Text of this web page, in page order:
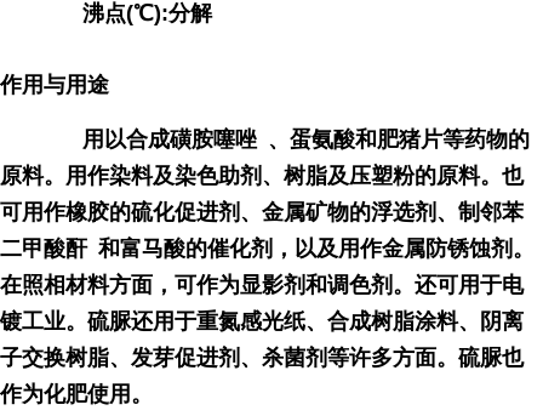
沸点(℃):分解
作用与用途
用以合成磺胺噻唑 、蛋氨酸和肥猪片等药物的
原料。用作染料及染色助剂、树脂及压塑粉的原料。也
可用作橡胶的硫化促进剂、金属矿物的浮选剂、制 邻苯
二甲酸酐 和富马酸的催化剂，以及用作金属防锈蚀剂。
在照相材料方面，可作为显影剂和调色剂。还可用于电
镀工业。硫脲还用于重氮感光纸、合成树脂涂料、阴离
子交换树脂、发芽促进剂、杀菌剂等许多方面。硫脲也
作为化肥使用。